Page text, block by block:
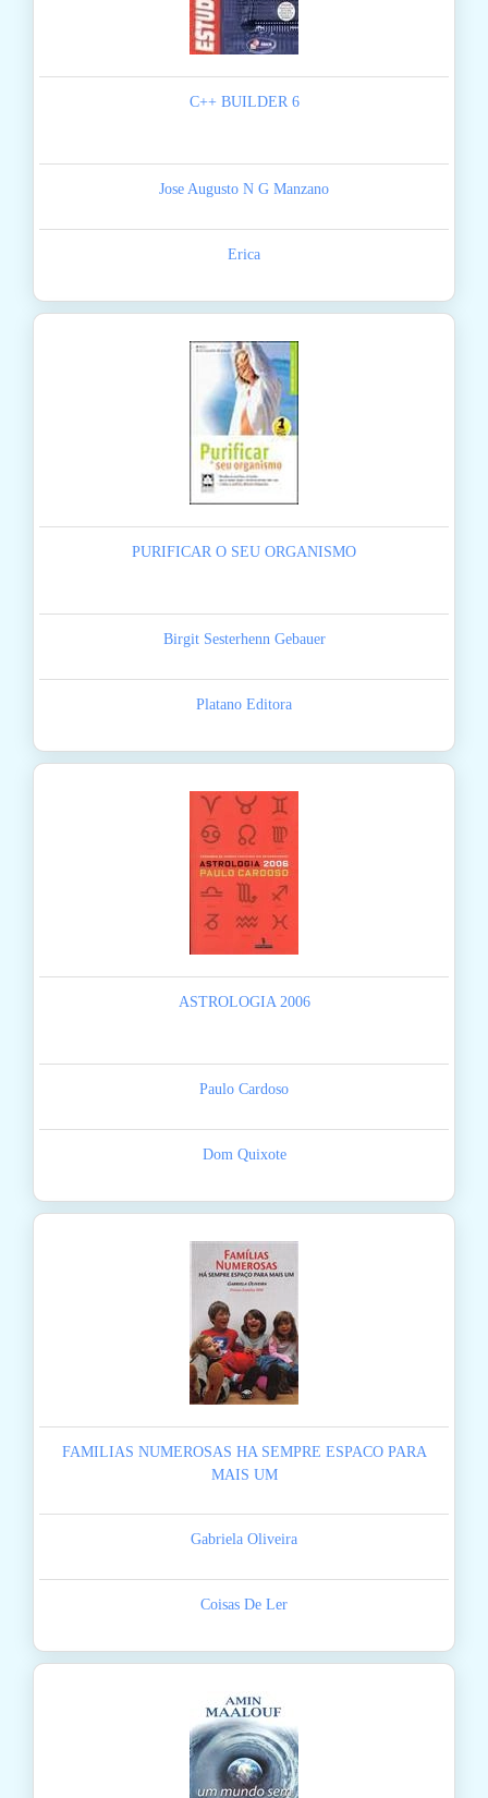
C++ BUILDER 6
Jose Augusto N G Manzano
Erica
PURIFICAR O SEU ORGANISMO
Birgit Sesterhenn Gebauer
Platano Editora
ASTROLOGIA 2006
Paulo Cardoso
Dom Quixote
FAMILIAS NUMEROSAS HA SEMPRE ESPACO PARA
MAIS UM
Gabriela Oliveira
Coisas De Ler